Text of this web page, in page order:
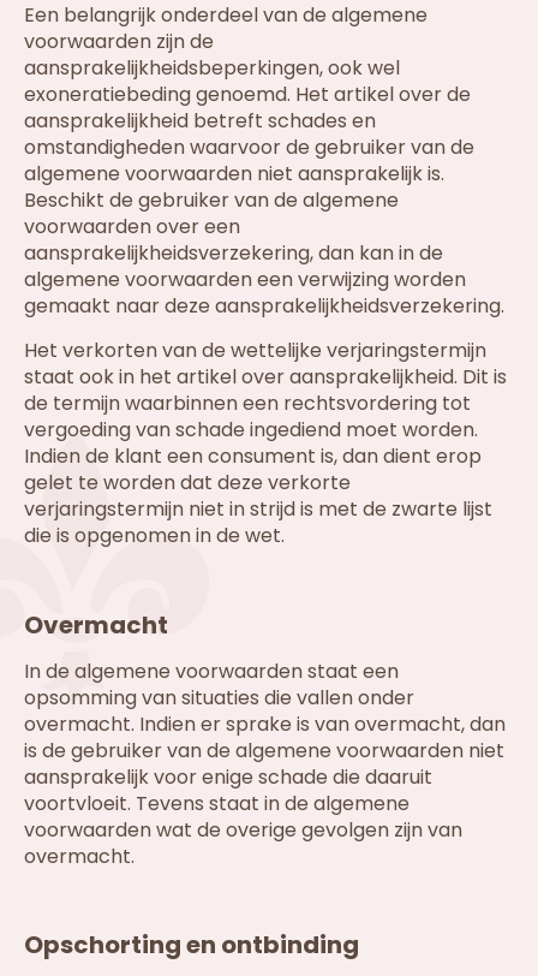
Een belangrijk onderdeel van de algemene
voorwaarden zijn de
aansprakelijkheidsbeperkingen, ook wel
exoneratiebeding genoemd. Het artikel over de
aansprakelijkheid betreft schades en
omstandigheden waarvoor de gebruiker van de
algemene voorwaarden niet aansprakelijk is.
Beschikt de gebruiker van de algemene
voorwaarden over een
aansprakelijkheidsverzekering, dan kan in de
algemene voorwaarden een verwijzing worden
gemaakt naar deze aansprakelijkheidsverzekering.
Het verkorten van de wettelijke verjaringstermijn
staat ook in het artikel over aansprakelijkheid. Dit is
de termijn waarbinnen een rechtsvordering tot
vergoeding van schade ingediend moet worden.
Indien de klant een consument is, dan dient erop
gelet te worden dat deze verkorte
verjaringstermijn niet in strijd is met de zwarte lijst
die is opgenomen in de wet.
Overmacht
In de algemene voorwaarden staat een
opsomming van situaties die vallen onder
overmacht. Indien er sprake is van overmacht, dan
is de gebruiker van de algemene voorwaarden niet
aansprakelijk voor enige schade die daaruit
voortvloeit. Tevens staat in de algemene
voorwaarden wat de overige gevolgen zijn van
overmacht.
Opschorting en ontbinding